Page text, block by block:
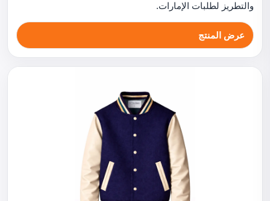
والتطريز لطلبات الإمارات.
عرض المنتج